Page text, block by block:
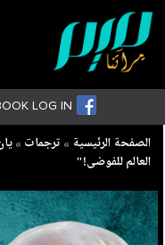
LOG IN
Breadcrumb
الصفحة الرئيسية ترجمات
العالم للفوضى!"